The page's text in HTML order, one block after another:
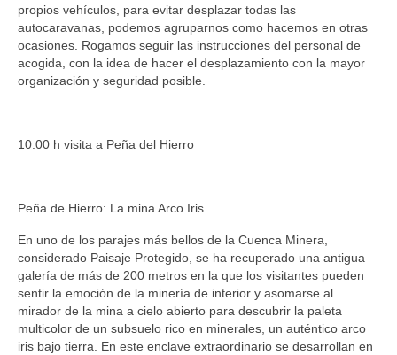
propios vehículos, para evitar desplazar todas las
autocaravanas, podemos agruparnos como hacemos en otras
ocasiones. Rogamos seguir las instrucciones del personal de
acogida, con la idea de hacer el desplazamiento con la mayor
organización y seguridad posible.
10:00 h visita a Peña del Hierro
Peña de Hierro: La mina Arco Iris
En uno de los parajes más bellos de la Cuenca Minera,
considerado Paisaje Protegido, se ha recuperado una antigua
galería de más de 200 metros en la que los visitantes pueden
sentir la emoción de la minería de interior y asomarse al
mirador de la mina a cielo abierto para descubrir la paleta
multicolor de un subsuelo rico en minerales, un auténtico arco
iris bajo tierra. En este enclave extraordinario se desarrollan en